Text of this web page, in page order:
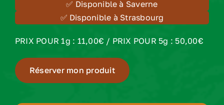
✅ Disponible à Saverne
✅ Disponible à Strasbourg
PRIX POUR 1g : 11,00€ / PRIX POUR 5g : 50,00€
Réserver mon produit